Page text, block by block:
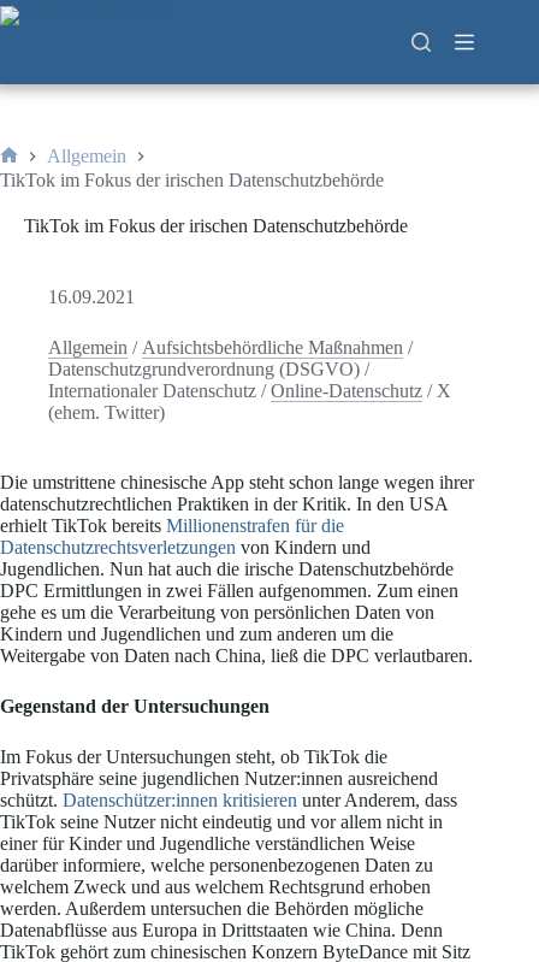
Zum
Inhalt
Start
Allgemein
TikTok im Fokus der irischen Datenschutzbehörde
TikTok im Fokus der irischen Datenschutzbehörde
16.09.2021
Allgemein / Aufsichtsbehördliche Maßnahmen /
Datenschutzgrundverordnung (DSGVO) /
Internationaler Datenschutz /Online-Datenschutz / X
(ehem. Twitter)
Die umstrittene chinesische App steht schon lange wegen ihrer
datenschutzrechtlichen Praktiken in der Kritik. In den USA
erhielt TikTok bereits Millionenstrafen für die
Datenschutzrechtsverletzungen von Kindern und
Jugendlichen. Nun hat auch die irische Datenschutzbehörde
DPC Ermittlungen in zwei Fällen aufgenommen. Zum einen
gehe es um die Verarbeitung von persönlichen Daten von
Kindern und Jugendlichen und zum anderen um die
Weitergabe von Daten nach China, ließ die DPC verlautbaren.
Gegenstand der Untersuchungen
Im Fokus der Untersuchungen steht, ob TikTok die
Privatsphäre seine jugendlichen Nutzer:innen ausreichend
schützt. Datenschützer:innen kritisieren unter Anderem, dass
TikTok seine Nutzer nicht eindeutig und vor allem nicht in
einer für Kinder und Jugendliche verständlichen Weise
darüber informiere, welche personenbezogenen Daten zu
welchem Zweck und aus welchem Rechtsgrund erhoben
werden. Außerdem untersuchen die Behörden mögliche
Datenabflüsse aus Europa in Drittstaaten wie China. Denn
TikTok gehört zum chinesischen Konzern ByteDance mit Sitz